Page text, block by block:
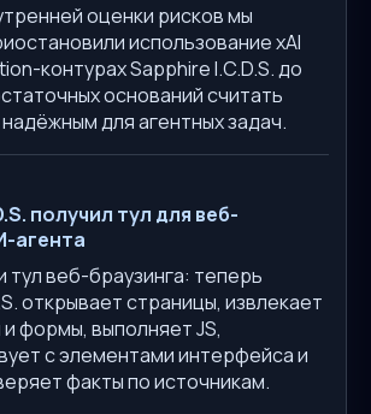
оценки рисков мы
использование xAI
контурах Sapphire I.C.D.S. до
оснований считать
для агентных задач.
получил тул для веб-
агента
веб-браузинга: теперь
открывает страницы, извлекает
и формы, выполняет JS,
с элементами интерфейса и
факты по источникам.